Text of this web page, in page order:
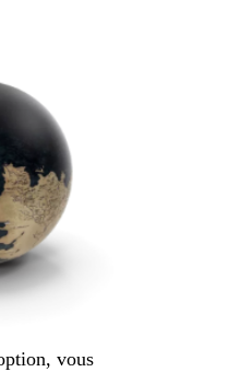
vous